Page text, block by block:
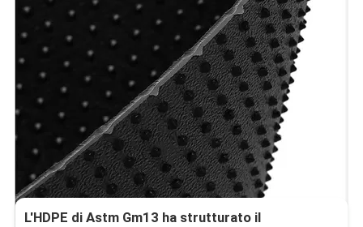
L'HDPE di Astm Gm13 ha strutturato il